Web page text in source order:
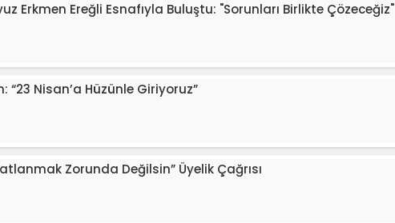
Erkmen Ereğli Esnafıyla Buluştu: "Sorunları Birlikte Çözeceğiz"
“23 Nisan’a Hüzünle Giriyoruz”
Zorunda Değilsin” Üyelik Çağrısı